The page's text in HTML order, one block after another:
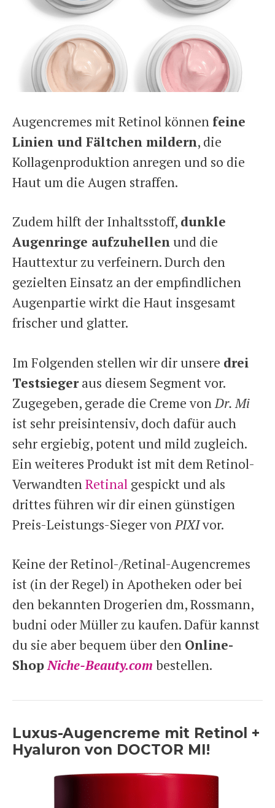
Augencremes mit Retinol können feine
Linien und Fältchen mildern, die
Kollagenproduktion anregen und so die
Haut um die Augen straffen.
Zudem hilft der Inhaltsstoff, dunkle
Augenringe aufzuhellen und die
Hauttextur zu verfeinern. Durch den
gezielten Einsatz an der empfindlichen
Augenpartie wirkt die Haut insgesamt
frischer und glatter.
Im Folgenden stellen wir dir unsere drei
Testsiegeraus diesem Segment vor.
Zugegeben, gerade die Creme vonDr. Mi
ist sehr preisintensiv, doch dafür auch
sehr ergiebig, potent und mild zugleich.
Ein weiteres Produkt ist mit dem Retinol-
VerwandtenRetinal gespickt und als
drittes führen wir dir einen günstigen
Preis-Leistungs-Sieger vonPIXIvor.
Keine der Retinol-/Retinal-Augencremes
ist (in der Regel) in Apotheken oder bei
den bekannten Drogerien dm, Rossmann,
budni oder Müller zu kaufen. Dafür kannst
du sie aber bequem über den Online-
ShopNiche-Beauty.com bestellen.
Luxus-Augencreme mit Retinol +
Hyaluron von DOCTOR MI!